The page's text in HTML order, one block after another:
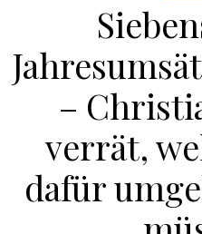
–
verrät,
dafür